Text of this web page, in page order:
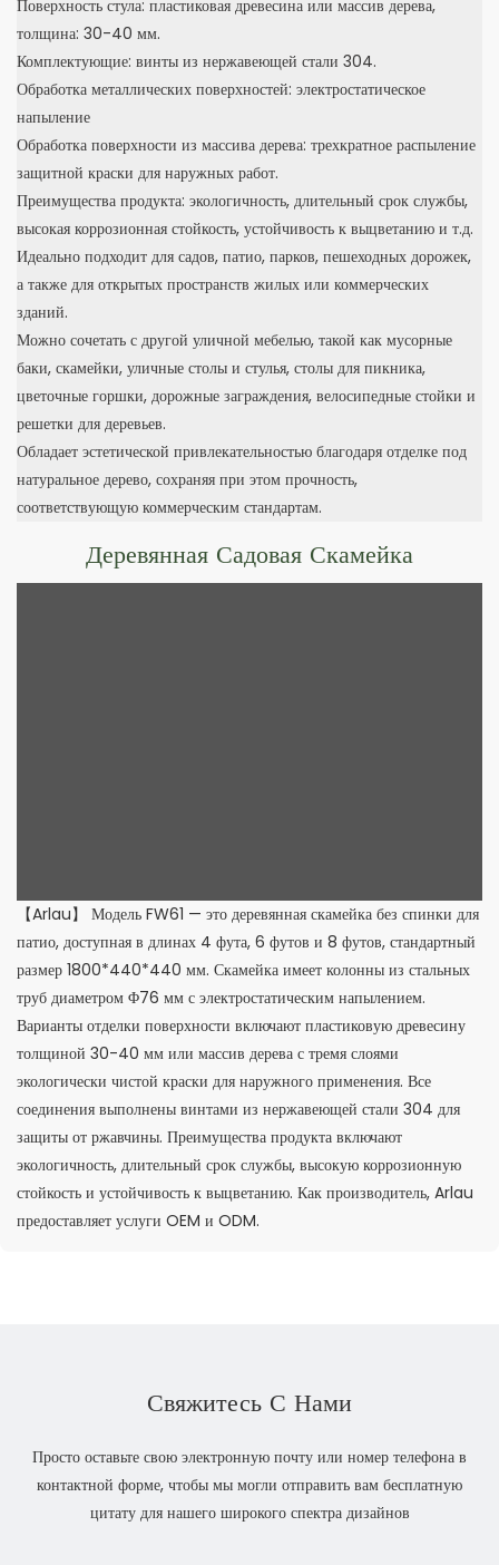
Поверхность стула: пластиковая древесина или массив дерева,
толщина: 30-40 мм.
Комплектующие: винты из нержавеющей стали 304.
Обработка металлических поверхностей: электростатическое
напыление
Обработка поверхности из массива дерева: трехкратное распыление
защитной краски для наружных работ.
Преимущества продукта: экологичность, длительный срок службы,
высокая коррозионная стойкость, устойчивость к выцветанию и т.д.
Идеально подходит для садов, патио, парков, пешеходных дорожек,
а также для открытых пространств жилых или коммерческих
зданий.
Можно сочетать с другой уличной мебелью, такой как мусорные
баки, скамейки, уличные столы и стулья, столы для пикника,
цветочные горшки, дорожные заграждения, велосипедные стойки и
решетки для деревьев.
Обладает эстетической привлекательностью благодаря отделке под
натуральное дерево, сохраняя при этом прочность,
соответствующую коммерческим стандартам.
Деревянная Садовая Скамейка
【Arlau】 Модель FW61 — это деревянная скамейка без спинки для
патио, доступная в длинах 4 фута, 6 футов и 8 футов, стандартный
размер 1800*440*440 мм. Скамейка имеет колонны из стальных
труб диаметром Φ76 мм с электростатическим напылением.
Варианты отделки поверхности включают пластиковую древесину
толщиной 30-40 мм или массив дерева с тремя слоями
экологически чистой краски для наружного применения. Все
соединения выполнены винтами из нержавеющей стали 304 для
защиты от ржавчины. Преимущества продукта включают
экологичность, длительный срок службы, высокую коррозионную
стойкость и устойчивость к выцветанию. Как производитель, Arlau
предоставляет услуги OEM и ODM.
Свяжитесь С Нами
Просто оставьте свою электронную почту или номер телефона в
контактной форме, чтобы мы могли отправить вам бесплатную
цитату для нашего широкого спектра дизайнов